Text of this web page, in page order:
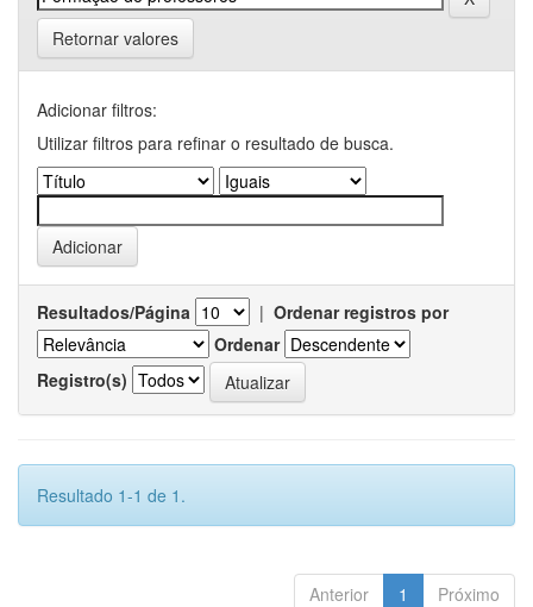
Retornar valores
Adicionar filtros:
Utilizar filtros para refinar o resultado de busca.
Resultados/Página | Ordenar registros por
Ordenar
Registro(s)
Resultado 1-1 de 1.
Anterior 1 Próximo